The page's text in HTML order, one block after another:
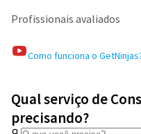
Profissionais avaliados
Como funciona o
Qual serviço de
precisando?